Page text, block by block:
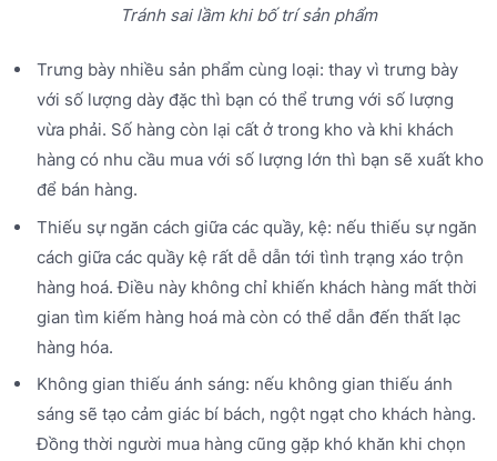
Tránh sai lầm khi bố trí sản phẩm
Trưng bày nhiều sản phẩm cùng loại: thay vì trưng bày
với số lượng dày đặc thì bạn có thể trưng với số lượng
vừa phải. Số hàng còn lại cất ở trong kho và khi khách
hàng có nhu cầu mua với số lượng lớn thì bạn sẽ xuất kho
để bán hàng.
Thiếu sự ngăn cách giữa các quầy, kệ: nếu thiếu sự ngăn
cách giữa các quầy kệ rất dễ dẫn tới tình trạng xáo trộn
hàng hoá. Điều này không chỉ khiến khách hàng mất thời
gian tìm kiếm hàng hoá mà còn có thể dẫn đến thất lạc
hàng hóa.
Không gian thiếu ánh sáng: nếu không gian thiếu ánh
sáng sẽ tạo cảm giác bí bách, ngột ngạt cho khách hàng.
Đồng thời người mua hàng cũng gặp khó khăn khi chọn